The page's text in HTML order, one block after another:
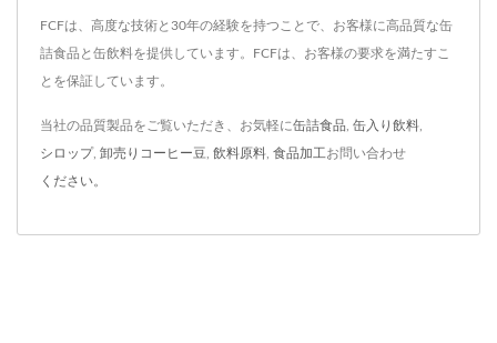
FCFは、高度な技術と30年の経験を持つことで、お客様に高品質な缶
詰食品と缶飲料を提供しています。FCFは、お客様の要求を満たすこ
とを保証しています。
当社の品質製品をご覧いただき、お気軽に缶詰食品 缶入り飲料
シロップ, 卸売りコーヒー豆 飲料原料 食品加工お問い合わせ
ください。